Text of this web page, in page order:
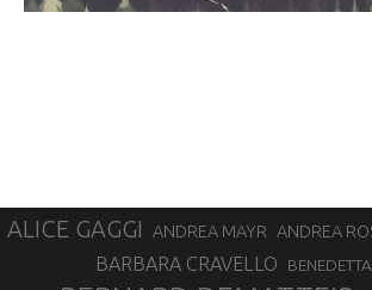
ALICE GAGGI ANDREA MAYR ANDREA
BARBARA CRAVELLO